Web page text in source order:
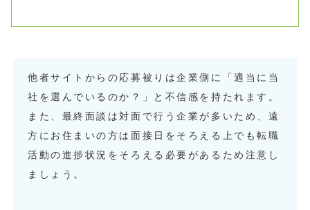
他者サイトからの応募被りは企業側に「適当に当
社を選んでいるのか？」と不信感を持たれます。
また、最終面談は対面で行う企業が多いため、遠
方にお住まいの方は面接日をそろえる上でも転職
活動の進捗状況をそろえる必要があるため注意し
ましょう。